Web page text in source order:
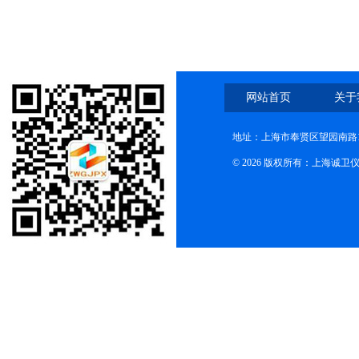
网站首页 关
地址：上海市奉贤区望园南路
© 2026 版权所有：上海诚卫